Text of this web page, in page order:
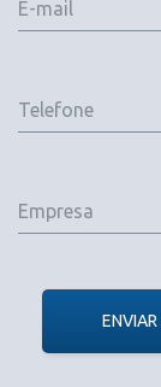
ENVIAR